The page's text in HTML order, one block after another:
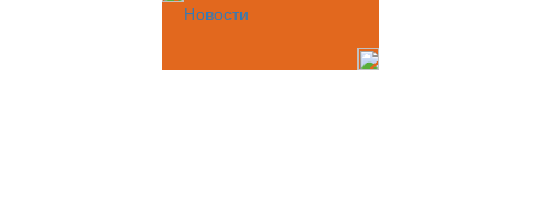
Новости